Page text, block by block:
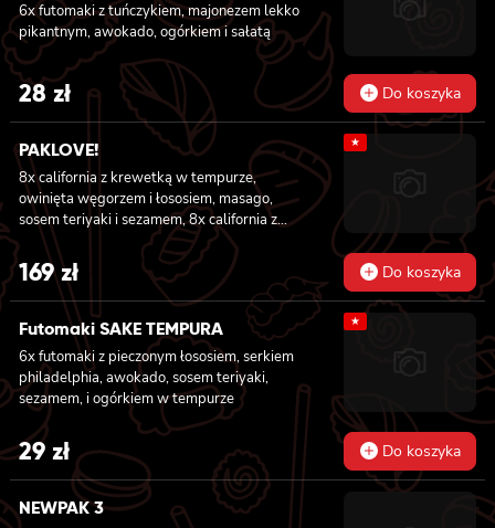
6x futomaki z tuńczykiem, majonezem lekko
pikantnym, awokado, ogórkiem i sałatą
28 zł Do koszyka
PAKLOVE!
8x california z krewetką w tempurze,
owinięta węgorzem i łososiem, masago,
sosem teriyaki i sezamem, 8x california z
serkiem philadelphia i kanpyo, owinięta
opalonym łososiem, sosem teriyaki,
sezamem, 8x california z serkiem
philadelphia i awokado owinięta łososiem, 6x
futomaki z krewetką w tempurze, ogórkiem,
sałatą i majonezem lekko pikantnym, 6x
futomaki z łososiem, awokado, ogórkiem,
serkiem philadelphia i sałatą, sezamem, 6x
futomaki z pieczonym łososiem, serkiem
philadelphia, awokado, ogórkiem, kanpyo,
sałatą, sosem teriyaki i sezamem
★
169zł Do koszyka
Futomaki SAKE TEMPURA
6x futomaki z pieczonym łososiem, serkiem
philadelphia, awokado, sosem teriyaki,
sezamem, i ogórkiem w tempurze
★
29 zł Do koszyka
NEWPAK 3